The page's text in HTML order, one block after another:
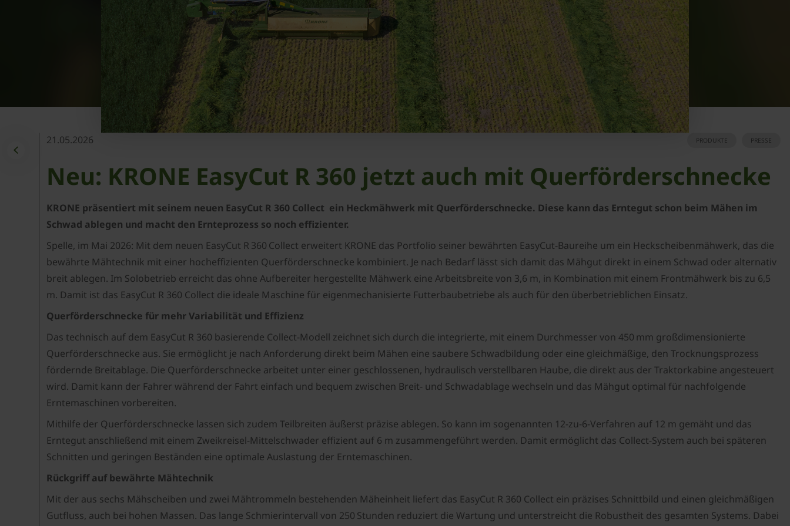
21.05.2026 PRESSE
PRODUKTE
Neu: KRONE EasyCut R 360 jetzt auch mit Querförderschnecke
KRONE präsentiert mit seinem neuen EasyCut R 360 Collect ein Heckmähwerk mit Querförderschnecke. Diese kann das Erntegut schon beim Mähen im
Schwad ablegen und macht den Ernteprozess so noch effizienter.
Spelle, im Mai 2026: Mit dem neuen EasyCut R 360 Collect erweitert KRONE das Portfolio seiner bewährten EasyCut‑Baureihe um ein Heckscheibenmähwerk, das die
bewährte Mähtechnik mit einer hocheffizienten Querförderschnecke kombiniert. Je nach Bedarf lässt sich damit das Mähgut direkt in einem Schwad oder alternativ
breit ablegen. Im Solobetrieb erreicht das ohne Aufbereiter hergestellte Mähwerk eine Arbeitsbreite von 3,6 m, in Kombination mit einem Frontmähwerk bis zu 6,5
m. Damit ist das EasyCut R 360 Collect die ideale Maschine für eigenmechanisierte Futterbaubetriebe als auch für den überbetrieblichen Einsatz.
Querförderschnecke für mehr Variabilität und Effizienz
Das technisch auf dem EasyCut R 360 basierende Collect-Modell zeichnet sich durch die integrierte, mit einem Durchmesser von 450 mm großdimensionierte
Querförderschnecke aus. Sie ermöglicht je nach Anforderung direkt beim Mähen eine saubere Schwadbildung oder eine gleichmäßige, den Trocknungsprozess
fördernde Breitablage. Die Querförderschnecke arbeitet unter einer geschlossenen, hydraulisch verstellbaren Haube, die direkt aus der Traktorkabine angesteuert
wird. Damit kann der Fahrer während der Fahrt einfach und bequem zwischen Breit- und Schwadablage wechseln und das Mähgut optimal für nachfolgende
Erntemaschinen vorbereiten.
Mithilfe der Querförderschnecke lassen sich zudem Teilbreiten äußerst präzise ablegen. So kann im sogenannten 12-zu-6-Verfahren auf 12 m gemäht und das
Erntegut anschließend mit einem Zweikreisel-Mittelschwader effizient auf 6 m zusammengeführt werden. Damit ermöglicht das Collect-System auch bei späteren
Schnitten und geringen Beständen eine optimale Auslastung der Erntemaschinen.
Rückgriff auf bewährte Mähtechnik
Mit der aus sechs Mähscheiben und zwei Mähtrommeln bestehenden Mäheinheit liefert das EasyCut R 360 Collect ein präzises Schnittbild und einen gleichmäßigen
Gutfluss, auch bei hohen Massen. Das lange Schmierintervall von 250 Stunden reduziert die Wartung und unterstreicht die Robustheit des gesamten Systems. Dabei